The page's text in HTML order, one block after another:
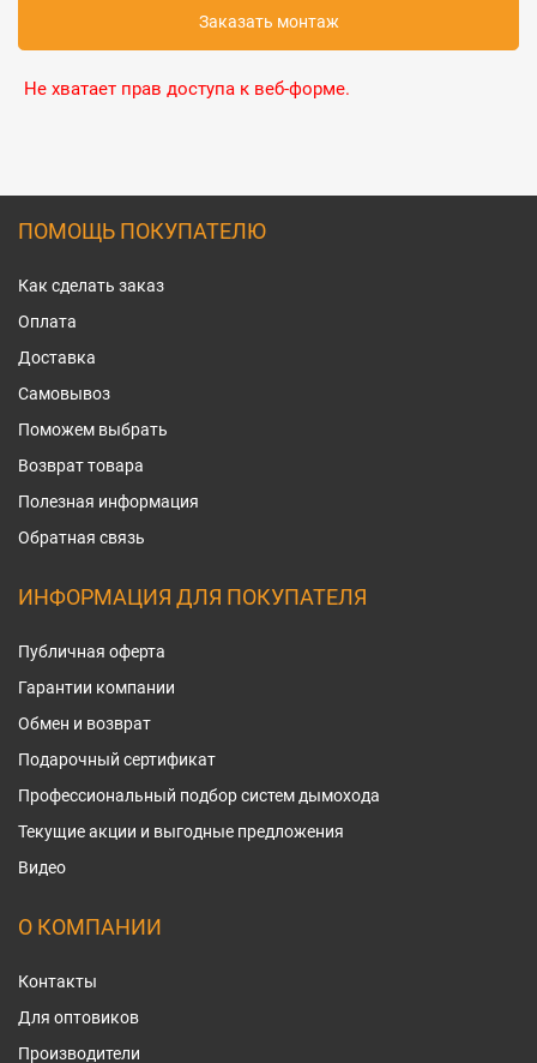
Заказать монтаж
Не хватает прав доступа к веб-форме.
ПОМОЩЬ ПОКУПАТЕЛЮ
Как сделать заказ
Оплата
Доставка
Самовывоз
Поможем выбрать
Возврат товара
Полезная информация
Обратная связь
ИНФОРМАЦИЯ ДЛЯ ПОКУПАТЕЛЯ
Публичная оферта
Гарантии компании
Обмен и возврат
Подарочный сертификат
Профессиональный подбор систем дымохода
Текущие акции и выгодные предложения
Видео
О КОМПАНИИ
Контакты
Для оптовиков
Производители